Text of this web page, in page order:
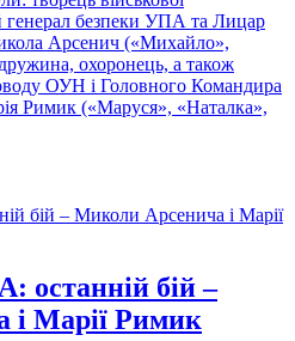
безпеки УПА та Лицар
Арсенич («Михайло»,
охоронець, а також
ОУН і Головного Командира
Римик («Маруся», «Наталка»,
останній бій –
Марії Римик